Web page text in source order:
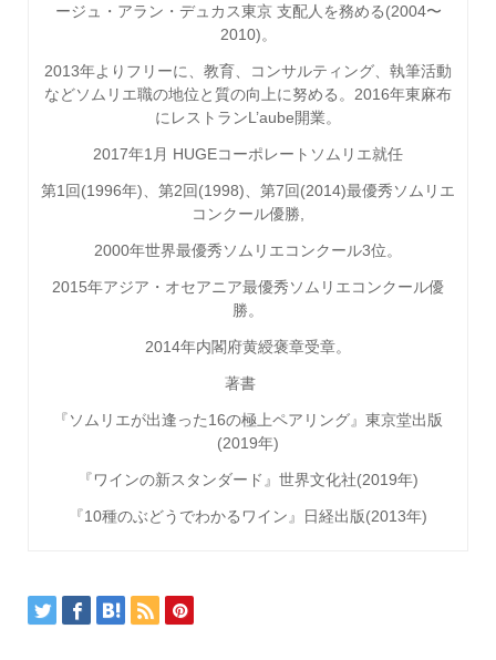
ージュ・アラン・デュカス東京 支配人を務める(2004〜
2010)。
2013年よりフリーに、教育、コンサルティング、執筆活動
などソムリエ職の地位と質の向上に努める。 2016年東麻布
にレストランL’aube開業。
2017年1月 HUGEコーポレートソムリエ就任
第1回(1996年)、第2回(1998)、第7回(2014)最優秀ソムリエ
コンクール優勝,
2000年世界最優秀ソムリエコンクール3位。
2015年アジア・オセアニア最優秀ソムリエコンクール優
勝。
2014年内閣府黄綬褒章受章。
著書
『ソムリエが出逢った16の極上ペアリング』東京堂出版
(2019年)
『ワインの新スタンダード』世界文化社(2019年)
『10種のぶどうでわかるワイン』日経出版(2013年)